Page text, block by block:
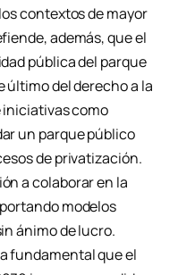
contextos de mayor
además, que el
pública del parque
último del derecho a la
como
un parque público
de privatización.
a colaborar en la
modelos
ánimo de lucro.
fundamental que el